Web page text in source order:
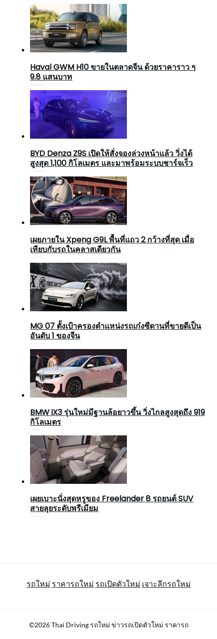
Haval GWM H10 ขายในตลาดจีน ด้วยราคาราว ๆ
9.8 แสนบาท
BYD Denza Z9S เปิดให้สั่งจองล่วงหน้าแล้ว วิ่งได้
สูงสุด 1,100 กิโลเมตร และมาพร้อมระบบชาร์จเร็ว
เผยภายใน Xpeng G9L พื้นที่แถว 2 กว้างที่สุด เมื่อ
เทียบกับรถในคลาสเดียวกัน
MG 07 ตั้งเป้าครองตำแหน่งรถเก๋งซีดานที่ขายดีเป็น
อันดับ 1 ของจีน
BMW iX3 รุ่นใหม่มีฐานล้อยาวขึ้น วิ่งไกลสูงสุดถึง 919
กิโลเมตร
เผยเบาะนั่งสุดหรูของ Freelander 8 รถยนต์ SUV
สายลุยระดับพรีเมียม
รถใหม่ ราคารถใหม่ รถเปิดตัวใหม่ เจาะลึกรถใหม่
©2026 Thai Driving รถใหม่ ข่าวรถเปิดตัวใหม่ ราคารถ